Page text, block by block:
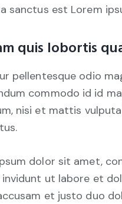
sanctus est Lorem
quis lobortis
pellentesque odio
commodo id id
nisi et mattis
dolor sit amet,
ut labore et
et justo duo